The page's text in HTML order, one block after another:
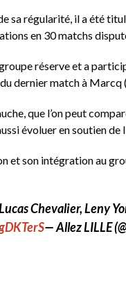
sa régularité, il a été
en 30 matchs
réserve et a
dernier match à
que l’on peut
évoluer en soutien de
et son intégration au
Chevalier, Leny
— Allez LILLE